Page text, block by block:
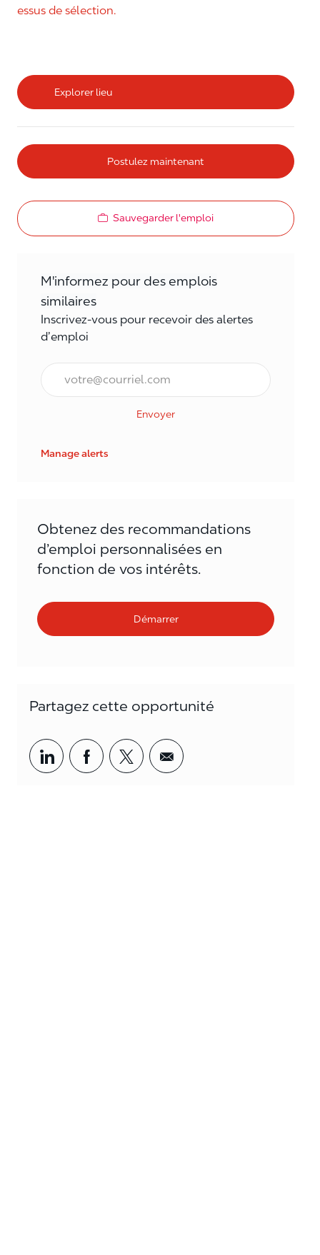
essus de sélection.
Explorer lieu
Postulez maintenant
Sauvegarder l'emploi
M'informez pour des emplois
similaires
Inscrivez-vous pour recevoir des alertes
d’emploi
Courriel*
Envoyer
Manage alerts
Obtenez des recommandations
d’emploi personnalisées en
fonction de vos intérêts.
Démarrer
Partagez cette opportunité
Partager par LinkedIn
Partager par Facebook
<span<span